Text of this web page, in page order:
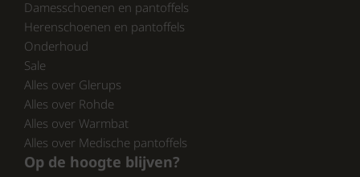
de jaren heen, en met de dames slippers
bewijst het merk opnieuw dat stijl en comfort
ervaar het zelf!
CONCLUSIE:
Bekijk onze volledige collectie van Rohde op:
Damesschoenen en pantoffels
Herenschoenen en pantoffels
Onderhoud
Sale
Alles over Glerups
Alles over Rohde
Alles over Warmbat
Alles over Medische pantoffels
Op de hoogte blijven?